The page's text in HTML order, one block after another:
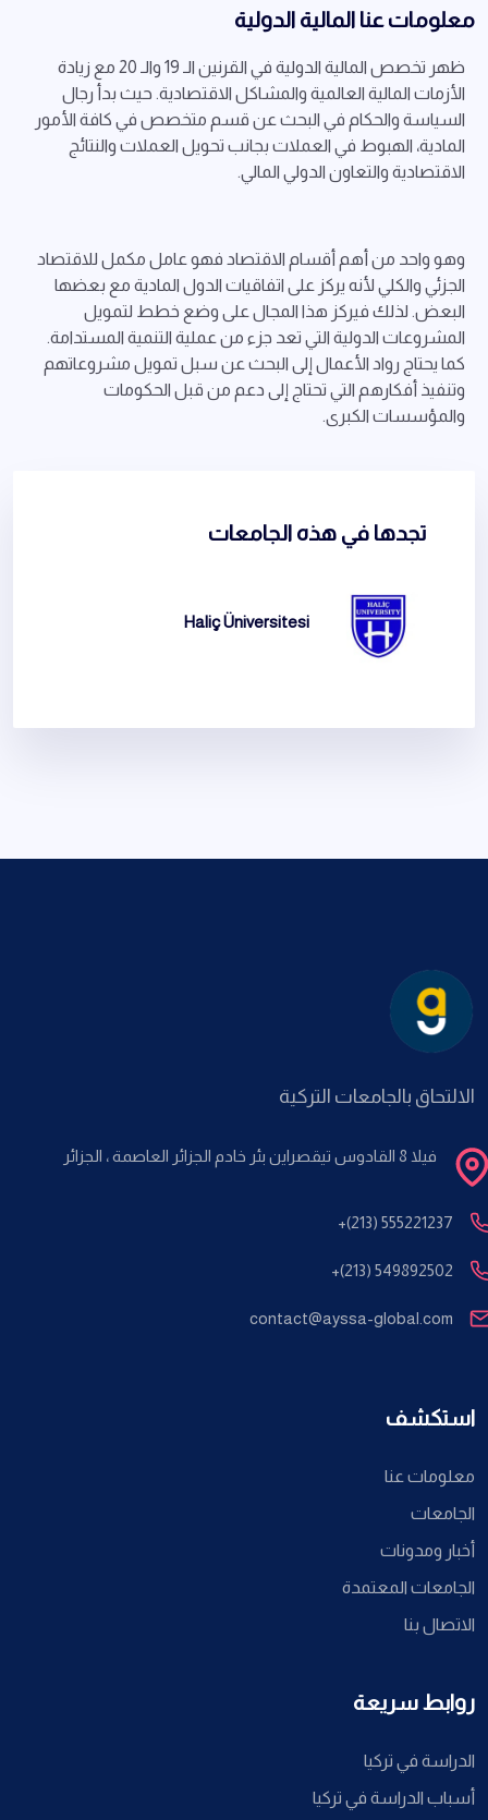
معلومات عنا المالية الدولية
ظهر تخصص المالية الدولية في القرنين الـ 19 والـ 20 مع زيادة
الأزمات المالية العالمية والمشاكل الاقتصادية. حيث بدأ رجال
السياسة والحكام في البحث عن قسم متخصص في كافة الأمور
المادية، الهبوط في العملات بجانب تحويل العملات والنتائج
الاقتصادية والتعاون الدولي المالي.
وهو واحد من أهم أقسام الاقتصاد فهو عامل مكمل للاقتصاد
الجزئي والكلي لأنه يركز على اتفاقيات الدول المادية مع بعضها
البعض. لذلك فيركز هذا المجال على وضع خطط لتمويل
المشروعات الدولية التي تعد جزء من عملية التنمية المستدامة.
كما يحتاج رواد الأعمال إلى البحث عن سبل تمويل مشروعاتهم
وتنفيذ أفكارهم التي تحتاج إلى دعم من قبل الحكومات
والمؤسسات الكبرى.
تجدها في هذه الجامعات
Haliç Üniversitesi
الالتحاق بالجامعات التركية
فيلا 8 القادوس تيقصراين بئر خادم الجزائر العاصمة ، الجزائر
+(213) 555221237
+(213) 549892502
contact@ayssa-global.com
استكشف
معلومات عنا
الجامعات
أخبار ومدونات
الجامعات المعتمدة
الاتصال بنا
روابط سريعة
الدراسة في تركيا
أسباب الدراسة في تركيا